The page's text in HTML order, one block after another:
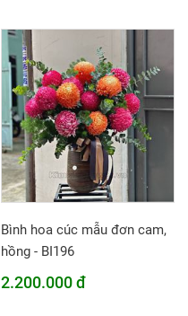
Bình hoa cúc mẫu đơn cam,
hồng - BI196
2.200.000 đ